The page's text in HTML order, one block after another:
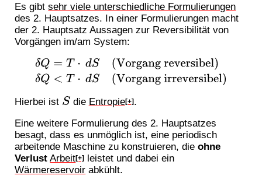
Es gibtsehr viele unterschiedliche Formulierungen
des 2. Hauptsatzes. In einer Formulierungen macht
der 2. Hauptsatz Aussagen zur Reversibilität von
Vorgängen im/am System:
Q=T ⋅dS(Vorgang reversibel)δ Q<T⋅dS(Vorgang
irreversibel)
Hierbei ist Sdie Entropie[+].
Eine weitere Formulierung des 2. Hauptsatzes
besagt, dass es unmöglich ist, eine periodisch
arbeitende Maschine zu konstruieren, dieohne
Verlust Arbeit[+] leistet und dabei ein
Wärmereservoir abkühlt.